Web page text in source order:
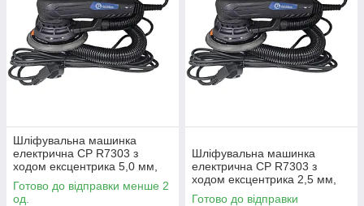
Шліфувальна машинка
електрична CP R7303 з
ходом ексцентрика 5,0 мм,
150 мм
Готово до відправки менше 2
од.
Шліфувальна машинка
електрична CP R7303 з
ходом ексцентрика 2,5 мм,
150 мм
Готово до відправки